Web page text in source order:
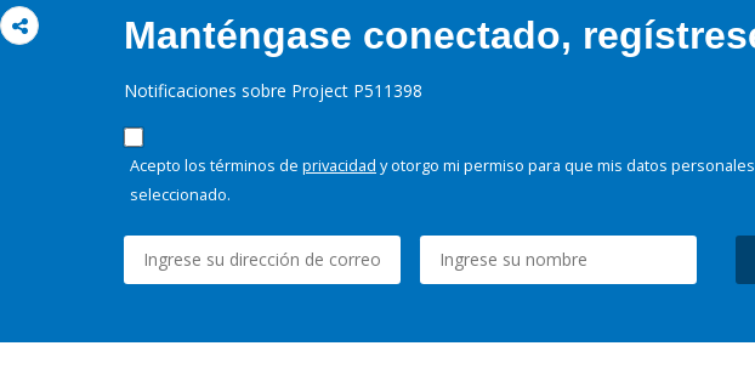
Manténgase conectado,
Notificaciones sobre Project P511398
Acepto los términos de privacidad y otorgo mi permiso para que mis datos
seleccionado.